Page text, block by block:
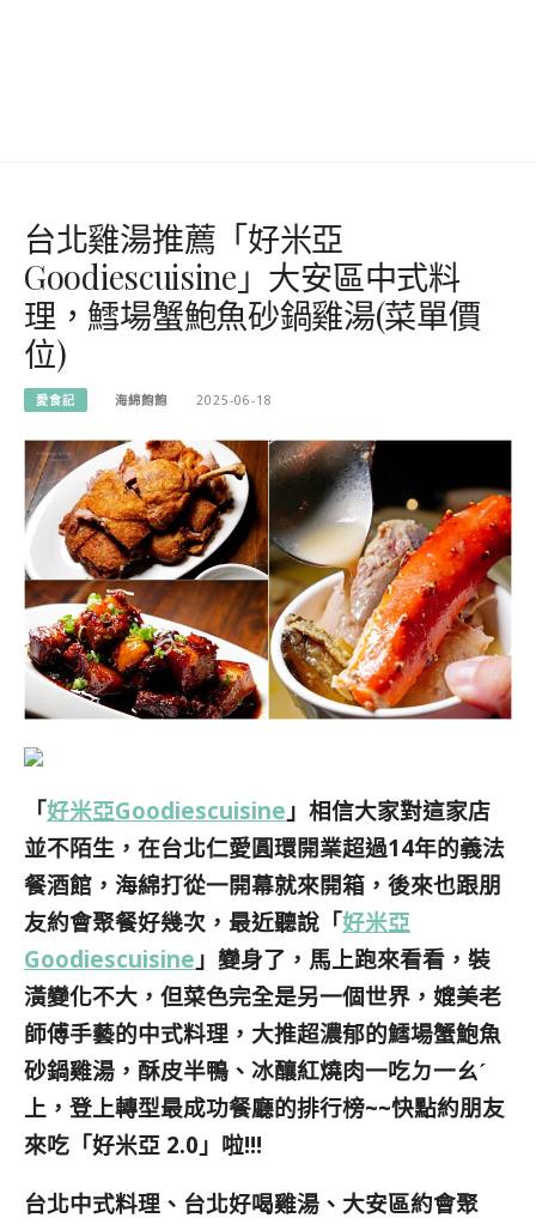
台北雞湯推薦「好米亞
Goodiescuisine」大安區中式料
理，鱈場蟹鮑魚砂鍋雞湯(菜單價
位)
愛食記 海綿飽飽 2025-06-18
「好米亞Goodiescuisine 」相信大家對這家店
並不陌生，在台北仁愛圓環開業超過14年的義法
餐酒館，海綿打從一開幕就來開箱，後來也跟朋
友約會聚餐好幾次，最近聽說「好米亞
Goodiescuisine 」變身了，馬上跑來看看，裝
潢變化不大，但菜色完全是另一個世界，媲美老
師傅手藝的中式料理，大推超濃郁的鱈場蟹鮑魚
砂鍋雞湯，酥皮半鴨、冰釀紅燒肉一吃ㄉ一ㄠˊ
上，登上轉型最成功餐廳的排行榜~~快點約朋友
來吃「好米亞 2.0」啦!!!
台北中式料理、台北好喝雞湯、大安區約會聚